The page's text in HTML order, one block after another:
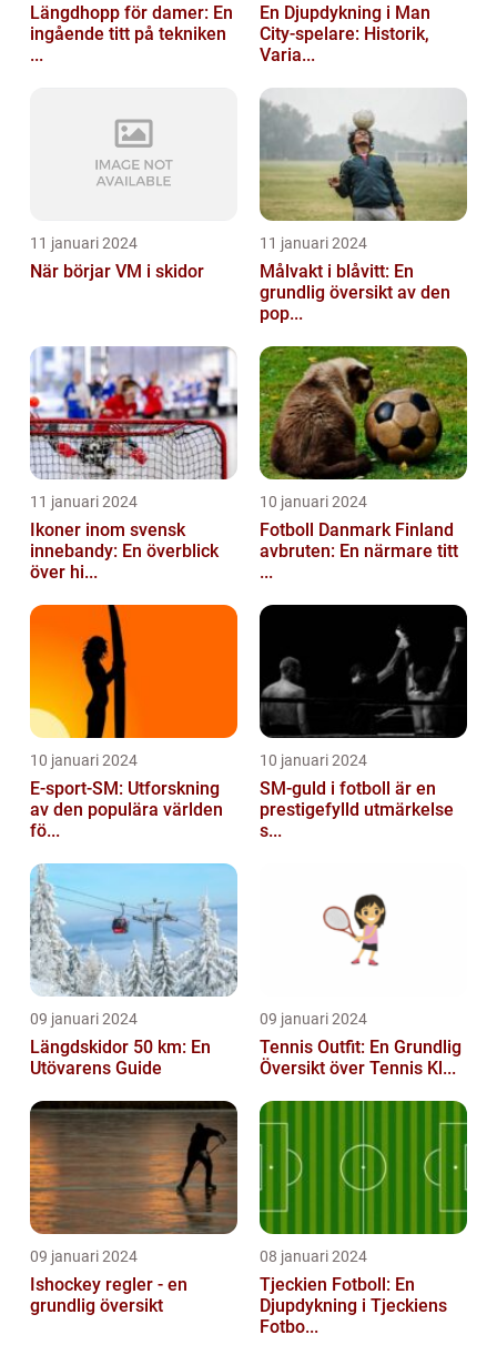
Längdhopp för damer: En
ingående titt på tekniken
...
En Djupdykning i Man
City-spelare: Historik,
Varia...
11 januari 2024
När börjar VM i skidor
11 januari 2024
Målvakt i blåvitt: En
grundlig översikt av den
pop...
11 januari 2024
Ikoner inom svensk
innebandy: En överblick
över hi...
10 januari 2024
Fotboll Danmark Finland
avbruten: En närmare titt
...
10 januari 2024
E-sport-SM: Utforskning
av den populära världen
fö...
10 januari 2024
SM-guld i fotboll är en
prestigefylld utmärkelse
s...
09 januari 2024
Längdskidor 50 km: En
Utövarens Guide
09 januari 2024
Tennis Outfit: En Grundlig
Översikt över Tennis Kl...
09 januari 2024
Ishockey regler - en
grundlig översikt
08 januari 2024
Tjeckien Fotboll: En
Djupdykning i Tjeckiens
Fotbo...